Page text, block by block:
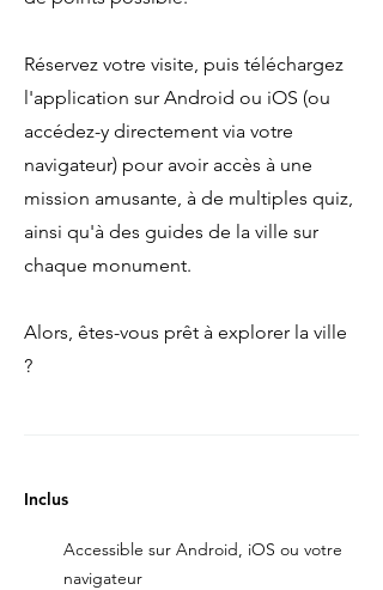
Réservez votre visite, puis téléchargez
l'application sur Android ou iOS (ou
accédez-y directement via votre
navigateur) pour avoir accès à une
mission amusante, à de multiples quiz,
ainsi qu'à des guides de la ville sur
chaque monument.
Alors, êtes-vous prêt à explorer la ville
?
Inclus
Accessible sur Android, iOS ou votre
navigateur